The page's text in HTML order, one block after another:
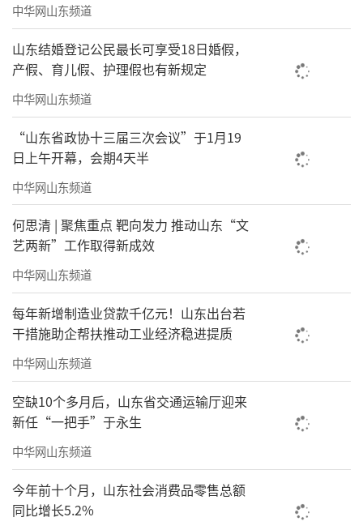
中华网山东频道
山东结婚登记公民最长可享受18日婚假，
产假、育儿假、护理假也有新规定
中华网山东频道
“山东省政协十三届三次会议”于1月19
日上午开幕，会期4天半
中华网山东频道
何思清 | 聚焦重点 靶向发力 推动山东“文
艺两新”工作取得新成效
中华网山东频道
每年新增制造业贷款千亿元！山东出台若
干措施助企帮扶推动工业经济稳进提质
中华网山东频道
空缺10个多月后，山东省交通运输厅迎来
新任“一把手”于永生
中华网山东频道
今年前十个月，山东社会消费品零售总额
同比增长5.2%